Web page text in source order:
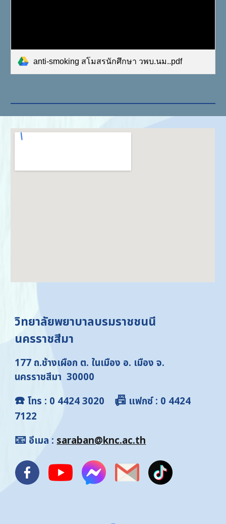
anti-smoking สโมสรนักศึกษา วพบ.นม..pdf
วิทยาลัยพยาบาลบรมราชชนนี
นครราชสีมา
177 ถ.ช้างเผือก ต. ในเมือง อ. เมือง จ.
นครราชสีมา 30000
☎️ โทร : 0 4424 3020 📠 แฟกซ์: 0 4424
7122
📧 อีเมล :saraban@knc.ac.th